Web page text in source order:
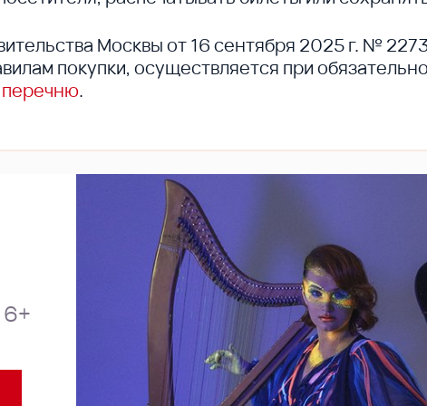
Москвы от 16 сентября 2025 г. №
покупки, осуществляется при
.
6+